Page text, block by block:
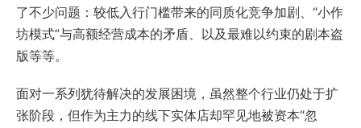
了不少问题：较低入行门槛带来的同质化竞争加剧、“小作
坊模式”与高额经营成本的矛盾、以及最难以约束的剧本盗
版等等。
面对一系列犹待解决的发展困境，虽然整个行业仍处于扩
张阶段，但作为主力的线下实体店却罕见地被资本“忽